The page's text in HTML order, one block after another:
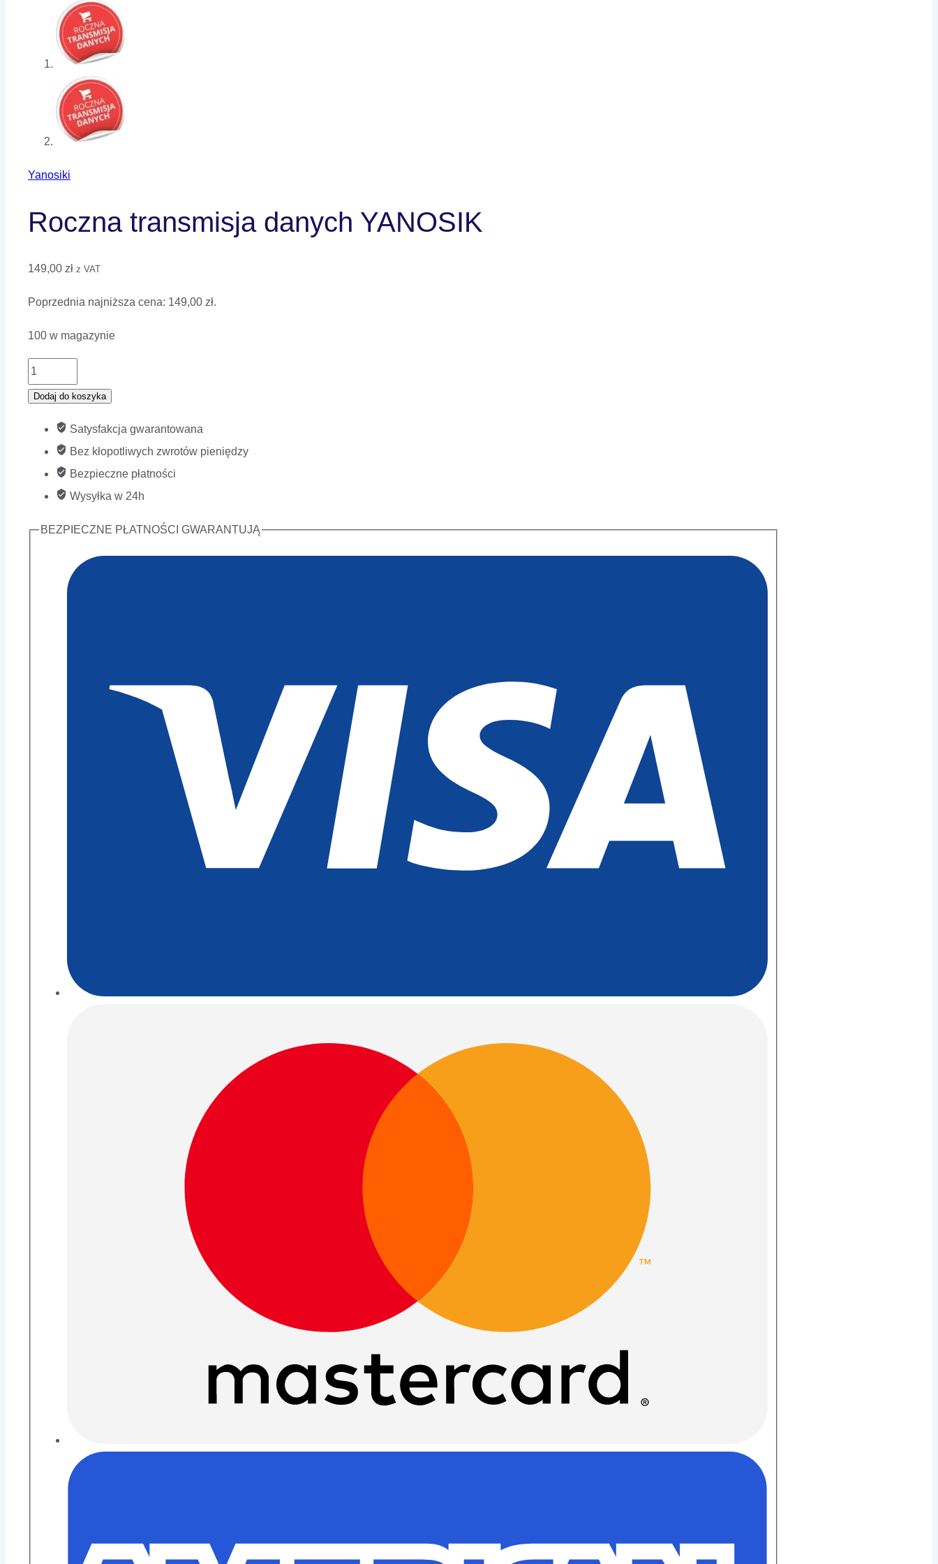
Yanosiki
Roczna transmisja danych YANOSIK
149,00 zł z VAT
Poprzednia najniższa cena: 149,00 zł.
100 w magazynie
ilość
Roczna
danych
YANOSIK
Dodaj do koszyka
Satysfakcja gwarantowana
Bez kłopotliwych zwrotów pieniędzy
Bezpieczne płatności
Wysyłka w 24h
BEZPIECZNE PŁATNOŚCI GWARANTUJĄ